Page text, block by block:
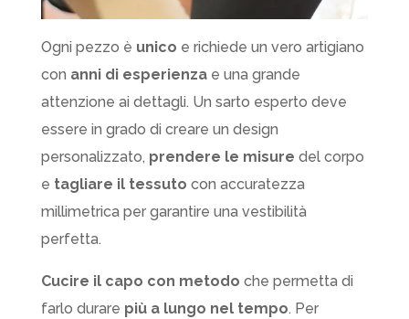
Ogni pezzo è unico e richiede un vero artigiano
con anni di esperienzae una grande
attenzione ai dettagli. Un sarto esperto deve
essere in grado di creare un design
personalizzato, prendere le misure del corpo
e tagliare il tessuto con accuratezza
millimetrica per garantire una vestibilità
perfetta.
Cucire il capo con metodo che permetta di
farlo durare più a lungo nel tempo. Per